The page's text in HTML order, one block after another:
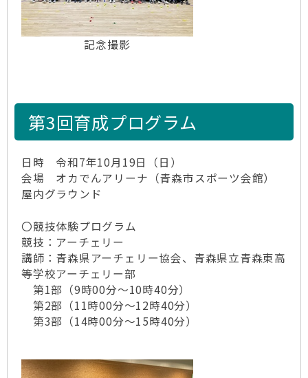
記念撮影
第3回育成プログラム
日時 令和7年10月19日（日）
会場 オカでんアリーナ（青森市スポーツ会館）
屋内グラウンド
〇競技体験プログラム
競技：アーチェリー
講師：青森県アーチェリー協会、青森県立青森東高
等学校アーチェリー部
第1部（9時00分～10時40分）
第2部（11時00分～12時40分）
第3部（14時00分～15時40分）